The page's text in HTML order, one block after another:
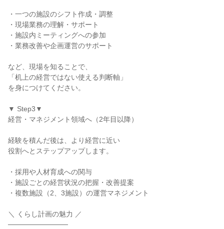
・一つの施設のシフト作成・調整
・現場業務の理解・サポート
・施設内ミーティングへの参加
・業務改善や企画運営のサポート
など、現場を知ることで、
「机上の経営ではない使える判断軸」
を身につけてください。
▼ Step3▼
経営・マネジメント領域へ（2年目以降）
経験を積んだ後は、より経営に近い
役割へとステップアップします。
・採用や人材育成への関与
・施設ごとの経営状況の把握・改善提案
・複数施設（2、3施設）の運営マネジメント
＼ くらし計画の魅力 ／
────────────